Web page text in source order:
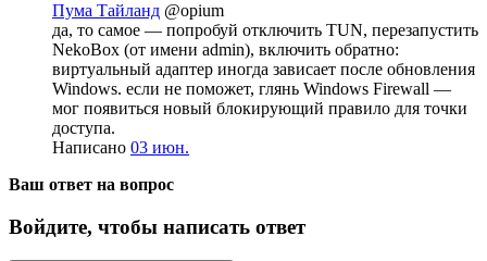
Пума Тайланд @opium
да, то самое — попробуй отключить TUN, перезапустить
NekoBox (от имени admin), включить обратно:
виртуальный адаптер иногда зависает после обновления
Windows. если не поможет, глянь Windows Firewall —
мог появиться новый блокирующий правило для точки
доступа.
Написано 03 июн.
Ваш ответ на вопрос
Войдите, чтобы написать ответ